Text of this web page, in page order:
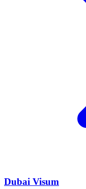
Dubai Visum